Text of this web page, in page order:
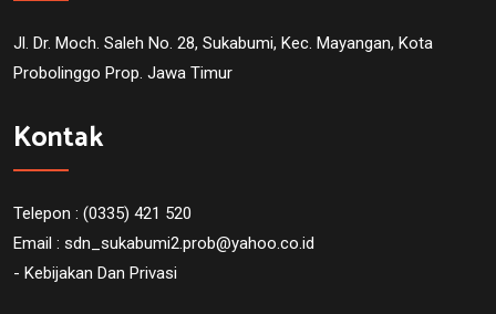
Jl. Dr. Moch. Saleh No. 28, Sukabumi, Kec. Mayangan, Kota
Probolinggo Prop. Jawa Timur
Kontak
Telepon : (0335) 421 520
Email : sdn_sukabumi2.prob@yahoo.co.id
- Kebijakan Dan Privasi